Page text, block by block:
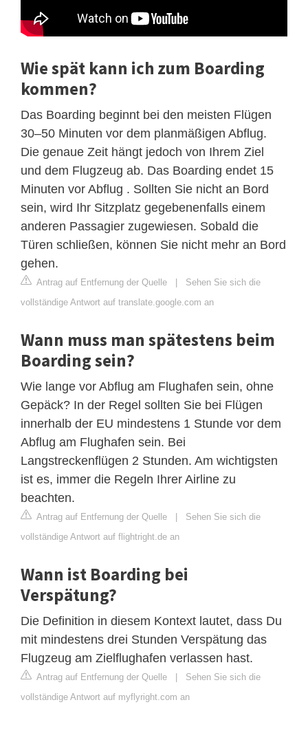
Wie spät kann ich zum Boarding
kommen?
Das Boarding beginnt bei den meisten Flügen
30–50 Minuten vor dem planmäßigen Abflug.
Die genaue Zeit hängt jedoch von Ihrem Ziel
und dem Flugzeug ab. Das Boarding endet 15
Minuten vor Abflug . Sollten Sie nicht an Bord
sein, wird Ihr Sitzplatz gegebenenfalls einem
anderen Passagier zugewiesen. Sobald die
Türen schließen, können Sie nicht mehr an Bord
gehen.
Antrag auf Entfernung der Quelle | Sehen Sie sich die
vollständige Antwort auf translate.google.com an
Wann muss man spätestens beim
Boarding sein?
Wie lange vor Abflug am Flughafen sein, ohne
Gepäck? In der Regel sollten Sie bei Flügen
innerhalb der EU mindestens 1 Stunde vor dem
Abflug am Flughafen sein. Bei
Langstreckenflügen 2 Stunden. Am wichtigsten
ist es, immer die Regeln Ihrer Airline zu
beachten.
Antrag auf Entfernung der Quelle | Sehen Sie sich die
vollständige Antwort auf flightright.de an
Wann ist Boarding bei
Verspätung?
Die Definition in diesem Kontext lautet, dass Du
mit mindestens drei Stunden Verspätung das
Flugzeug am Zielflughafen verlassen hast.
Antrag auf Entfernung der Quelle | Sehen Sie sich die
vollständige Antwort auf myflyright.com an